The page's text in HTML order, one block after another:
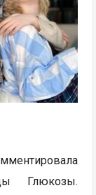
Глюкозы.